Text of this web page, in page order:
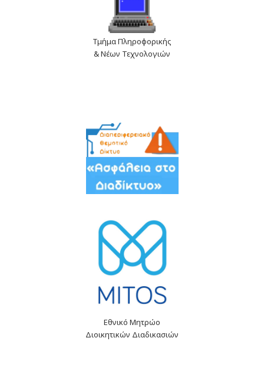
Τμήμα Πληροφορικής
& Νέων Τεχνολογιών
Εθνικό Μητρώο
Διοικητικών Διαδικασιών